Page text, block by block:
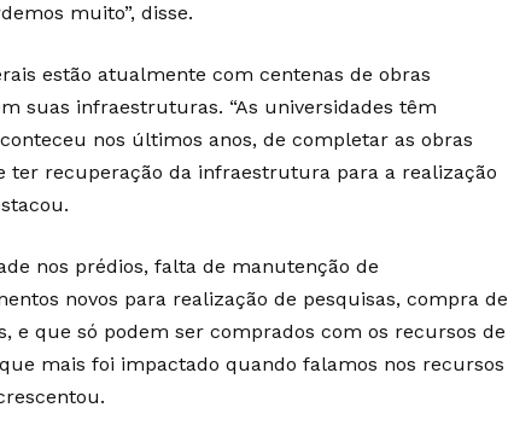
muito”, disse.
estão atualmente com centenas de obras
suas infraestruturas. “As universidades têm
nos últimos anos, de completar as obras
ter recuperação da infraestrutura para a realização
nos prédios, falta de manutenção de
novos para realização de pesquisas, compra de
e que só podem ser comprados com os recursos de
mais foi impactado quando falamos nos recursos